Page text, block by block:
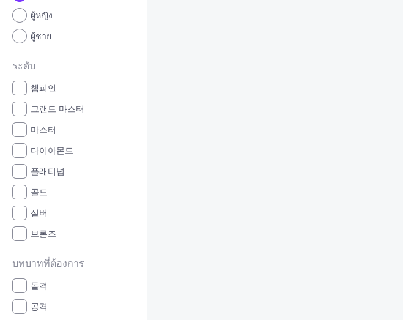
ผู้หญิง
ผู้ชาย
ระดับ
챔피언
그랜드 마스터
마스터
다이아몬드
플래티넘
골드
실버
브론즈
บทบาทที่ต้องการ
돌격
공격